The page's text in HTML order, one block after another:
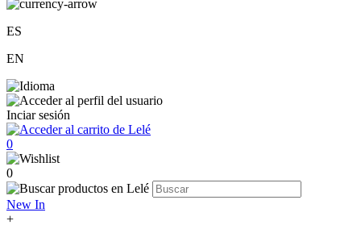
ES
EN
Inciar sesión
0
0
New In
+